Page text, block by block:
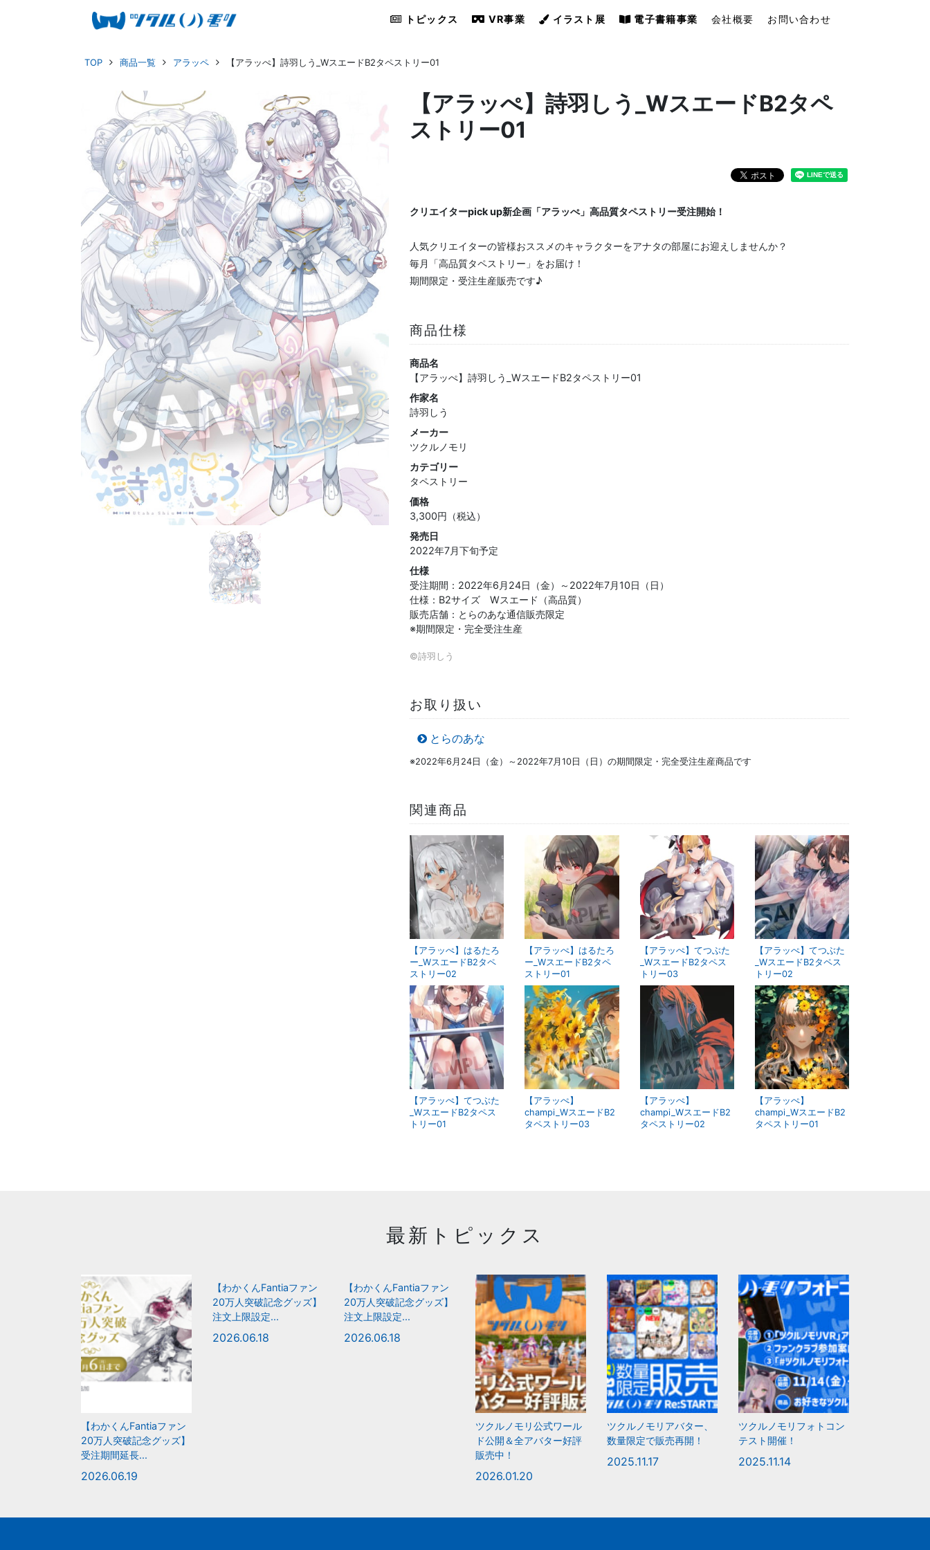
トピックス VR事業 イラスト展 電子書籍事業 会社概要 お問い合わせ
TOP 商品一覧 アラッペ 【アラッぺ】詩羽しう_WスエードB2タペストリー01
【アラッぺ】詩羽しう_WスエードB2タペ
ストリー01
クリエイターpick up新企画「アラッぺ」高品質タペストリー受注開始！
人気クリエイターの皆様おススメのキャラクターをアナタの部屋にお迎えしませんか？
毎月「高品質タペストリー」をお届け！
期間限定・受注生産販売です♪
商品仕様
商品名
【アラッぺ】詩羽しう_WスエードB2タペストリー01
作家名
詩羽しう
メーカー
ツクルノモリ
カテゴリー
タペストリー
価格
3,300円（税込）
発売日
2022年7月下旬予定
仕様
受注期間：2022年6月24日（金）～2022年7月10日（日）
仕様：B2サイズ Wスエード（高品質）
販売店舗：とらのあな通信販売限定
※期間限定・完全受注生産
©詩羽しう
お取り扱い
とらのあな
※2022年6月24日（金）～2022年7月10日（日）の期間限定・完全受注生産商品です
関連商品
【アラッぺ】はるたろ
ー_WスエードB2タペ
ストリー02
【アラッぺ】はるたろ
ー_WスエードB2タペ
ストリー01
【アラッぺ】てつぶた
_WスエードB2タペス
トリー03
【アラッぺ】てつぶた
_WスエードB2タペス
トリー02
【アラッぺ】てつぶた
_WスエードB2タペス
トリー01
【アラッぺ】
champi_WスエードB2
タペストリー03
【アラッぺ】
champi_WスエードB2
タペストリー02
【アラッぺ】
champi_WスエードB2
タペストリー01
最新トピックス
【わかくんFantiaファン
20万人突破記念グッズ】
受注期間延長...
2026.06.19
【わかくんFantiaファン
20万人突破記念グッズ】
注文上限設定...
2026.06.18
【わかくんFantiaファン
20万人突破記念グッズ】
注文上限設定...
2026.06.18
ツクルノモリ公式ワール
ド公開＆全アバター好評
販売中！
2026.01.20
ツクルノモリアバター、
数量限定で販売再開！
2025.11.17
ツクルノモリフォトコン
テスト開催！
2025.11.14